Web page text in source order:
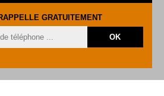
GRATUITEMENT